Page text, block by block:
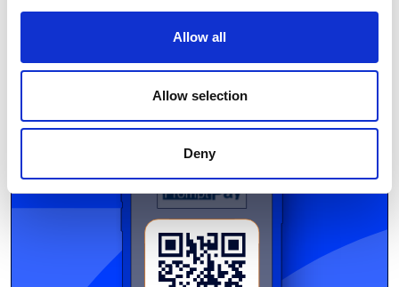
Allow all
Allow selection
Deny